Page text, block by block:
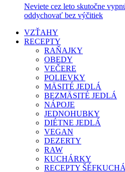
Neviete cez leto skutočne
oddychovať bez výčitiek
VZŤAHY
RECEPTY
RAŇAJKY
OBEDY
VEČERE
POLIEVKY
MÄSITÉ JEDLÁ
BEZMÄSITÉ JEDLÁ
NÁPOJE
JEDNOHUBKY
DIÉTNE JEDLÁ
VEGAN
DEZERTY
RAW
KUCHÁRKY
RECEPTY